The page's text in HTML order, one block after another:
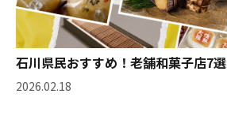
石川県民おすすめ！老舗和菓子店7選
2026.02.18